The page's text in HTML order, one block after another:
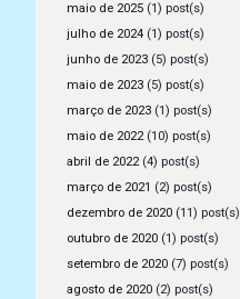
maio de 2025(1) post(s)
julho de 2024(1) post(s)
junho de 2023(5) post(s)
maio de 2023(5) post(s)
março de 2023(1) post(s)
maio de 2022(10) post(s)
abril de 2022(4) post(s)
março de 2021 (2) post(s)
dezembro de 2020(11) post(s)
outubro de 2020(1) post(s)
setembro de 2020(7) post(s)
agosto de 2020(2) post(s)